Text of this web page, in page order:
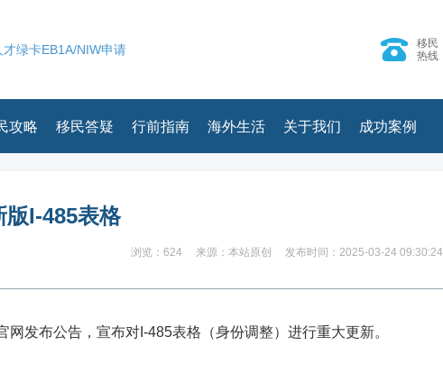
绿卡EB1A/NIW申请
移民
热线
攻略 移民答疑 行前指南 海外生活 关于我们 成功案例
版I-485表格
浏览：624 来源：本站原创 发布时间：2025-03-24 09:30:24
发布公告，宣布对I-485表格（身份调整）进行重大更新。